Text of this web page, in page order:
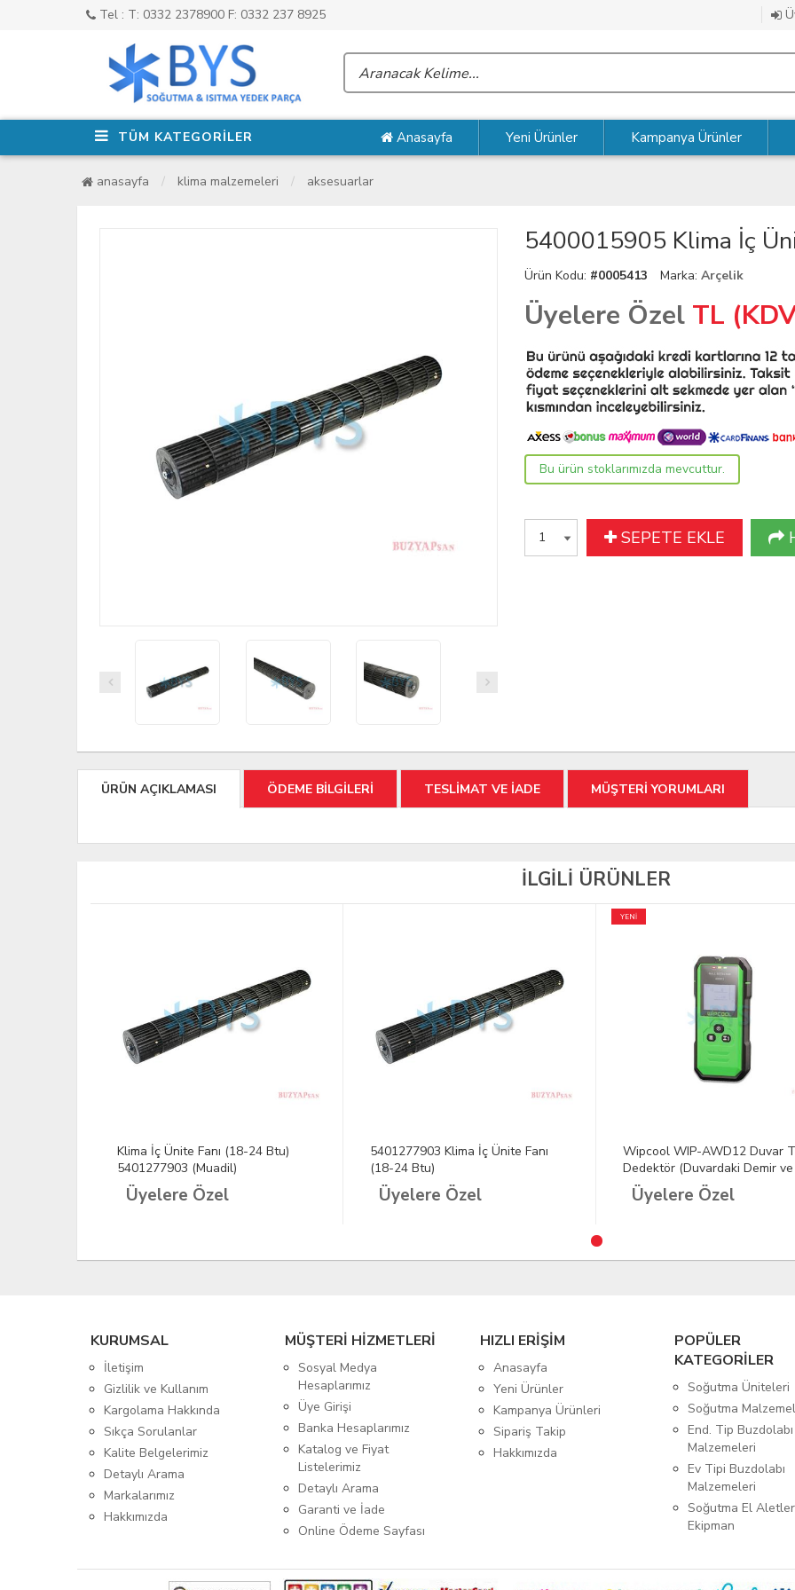
Tel : T: 0332 2378900 F: 0332 237 8925
TÜM KATEGORİLER Anasayfa Yeni Ürünler Kampanya Ürünler
anasayfa klima malzemeleri aksesuarlar
5400015905 Klima İç
Ürün Kodu: #0005413 Marka:Arçelik
Üyelere Özel TL
Bu ürün stoklarımızda mevcuttur.
SEPETE EKLE
ÜRÜN AÇIKLAMASI ÖDEME BİLGİLERİ TESLİMAT VE İADE MÜŞTERİ YORUMLARI
İLGİLİ ÜRÜNLER
Klima İç Ünite Fanı (18-24 Btu)
5401277903 (Muadil)
Üyelere Özel
5401277903 Klima İç Ünite Fanı
(18-24 Btu)
Üyelere Özel
YENİ
Wipcool WIP-AWD12 Duvar
Dedektör (Duvardaki Demir ve
Kabloları algılar)
Üyelere Özel
KURUMSAL
İletişim
Gizlilik ve Kullanım
Kargolama Hakkında
Sıkça Sorulanlar
Kalite Belgelerimiz
Detaylı Arama
Markalarımız
Hakkımızda
MÜŞTERİ HİZMETLERİ
Sosyal Medya
Hesaplarımız
Üye Girişi
Banka Hesaplarımız
Katalog ve Fiyat
Listelerimiz
Detaylı Arama
Garanti ve İade
Online Ödeme Sayfası
HIZLI ERİŞİM
Anasayfa
Yeni Ürünler
Kampanya Ürünleri
Sipariş Takip
Hakkımızda
POPÜLER
KATEGORİLER
Soğutma Üniteleri
Soğutma
End. Tip Buzdolabı
Malzemeleri
Ev Tipi Buzdolabı
Malzemeleri
Soğutma El
Ekipman